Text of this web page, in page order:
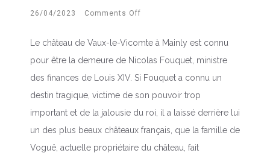
26/04/2023 Comments Off
Le château de Vaux-le-Vicomte à Mainly est connu
pour être la demeure de Nicolas Fouquet, ministre
des finances de Louis XIV. Si Fouquet a connu un
destin tragique, victime de son pouvoir trop
important et de la jalousie du roi, il a laissé derrière lui
un des plus beaux châteaux français, que la famille de
Voguë, actuelle propriétaire du château, fait